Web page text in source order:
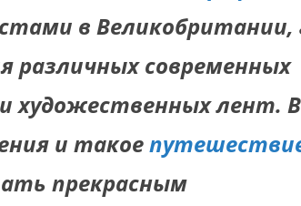
в Великобритании,
различных современных
художественных лент.
и такое
прекрасным